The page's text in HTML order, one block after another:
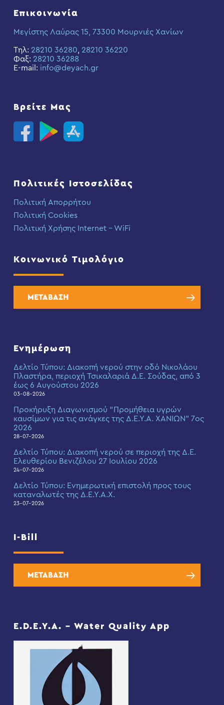
Επικοινωνία
Μεγίστης Λαύρας 15, 73300 Μουρνιές Χανίων
Τηλ: 28210 36280, 28210 36220
Φαξ: 28210 36288
E-mail: info@deyach.gr
Βρείτε Μας
Πολιτικές Ιστοσελίδας
Πολιτική Απορρήτου
Πολιτική Cookies
Πολιτική Χρήσης Internet – WiFi
Κοινωνικό Τιμολόγιο
ΜΕΤΑΒΑΣΗ
Ενημέρωση
Δελτίο Τύπου: Διακοπή νερού στην οδό Νικολάου
Πλαστήρα, περιοχή Τσικαλαριά Δ.Ε. Σούδας, από 3
έως 6 Αυγούστου 2026
03-08-2026
Προκήρυξη Διαγωνισμού “Προμήθεια υγρών
καυσίμων για τις ανάγκες της Δ.Ε.Υ.Α. ΧΑΝΙΩΝ” 7ος
2026
28-07-2026
Δελτίο Τύπου: Διακοπή νερού σε περιοχή της Δ.Ε.
Ελευθερίου Βενιζέλου 27 Ιουλίου 2026
24-07-2026
Δελτίο Τύπου: Eνημερωτική επιστολή προς τους
καταναλωτές της Δ.Ε.Υ.Α.Χ.
23-07-2026
I-Bill
ΜΕΤΑΒΑΣΗ
E.D.E.Y.A. – Water Quality App